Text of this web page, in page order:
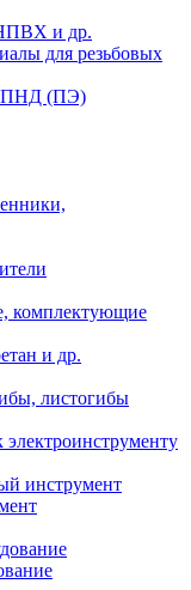
и др.
для резьбовых
ПНД (ПЭ)
комплектующие
и др.
листогибы
инструмент